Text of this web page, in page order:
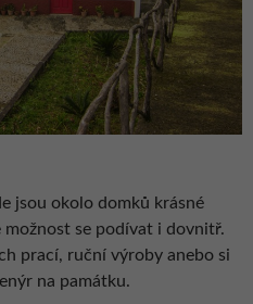
jsou okolo domků krásné
možnost se podívat i dovnitř.
prací, ruční výroby anebo si
na památku.